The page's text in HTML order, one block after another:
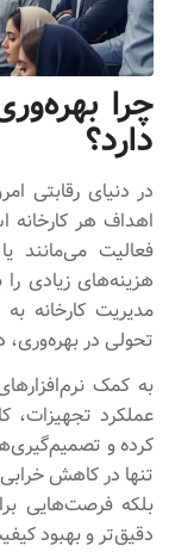
چرا
دارد؟
در دنیای رقابتی
اهداف هر
فعالیت می‌مانند
هزینه‌های زیادی
مدیریت کارخانه
تحولی در
به کمک
عملکرد تجهیزات،
کرده و
تنها در کاهش
بلکه فرصت‌هایی
دقیق‌تر و بهبود